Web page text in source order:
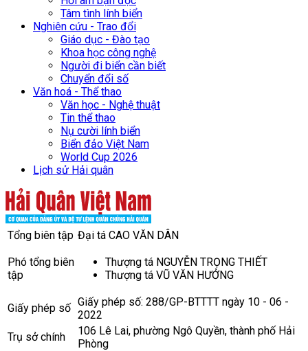
Tâm tình lính biển
Nghiên cứu - Trao đổi
Giáo dục - Đào tạo
Khoa học công nghệ
Người đi biển cần biết
Chuyển đổi số
Văn hoá - Thể thao
Văn học - Nghệ thuật
Tin thể thao
Nụ cười lính biển
Biển đảo Việt Nam
World Cup 2026
Lịch sử Hải quân
Tổng biên tập Đại tá CAO VĂN DÂN
Phó tổng biên
tập
Thượng tá NGUYỄN TRỌNG THIẾT
Thượng tá VŨ VĂN HƯỞNG
Giấy phép số Giấy phép số: 288/GP-BTTTT ngày 10 - 06 -
2022
Trụ sở chính
106 Lê Lai, phường Ngô Quyền, thành phố Hải
Phòng